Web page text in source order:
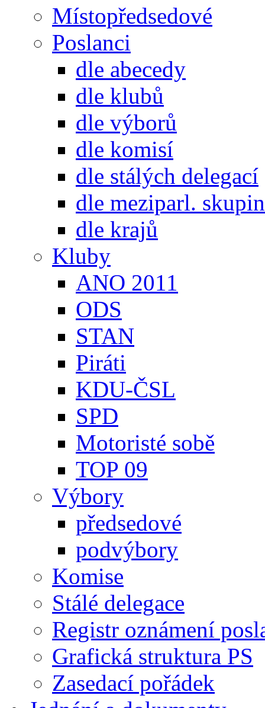
Místopředsedové
Poslanci
dle abecedy
dle klubů
dle výborů
dle komisí
dle stálých delegací
dle meziparl. skupin
dle krajů
Kluby
ANO 2011
ODS
STAN
Piráti
KDU-ČSL
SPD
Motoristé sobě
TOP 09
Výbory
předsedové
podvýbory
Komise
Stálé delegace
Registr oznámení
Grafická struktura PS
Zasedací pořádek